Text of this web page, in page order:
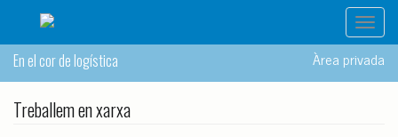
En el cor de logística Àrea privada
Treballem en xarxa